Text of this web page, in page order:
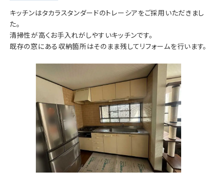
キッチンはタカラスタンダードのトレーシアをご採用いただきまし
た。
清掃性が高くお手入れがしやすいキッチンです。
既存の窓にある収納箇所はそのまま残してリフォームを行います。